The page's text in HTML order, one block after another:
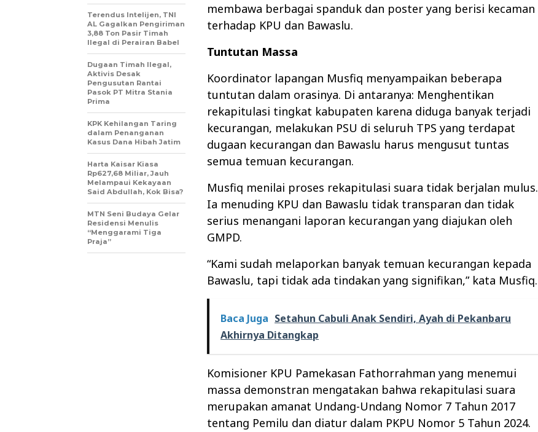
membawa berbagai spanduk dan poster yang berisi kecaman
terhadap KPU dan Bawaslu.
Tuntutan Massa
Koordinator lapangan Musfiq menyampaikan beberapa
tuntutan dalam orasinya. Di antaranya: Menghentikan
rekapitulasi tingkat kabupaten karena diduga banyak terjadi
kecurangan, melakukan PSU di seluruh TPS yang terdapat
dugaan kecurangan dan Bawaslu harus mengusut tuntas
semua temuan kecurangan.
Musfiq menilai proses rekapitulasi suara tidak berjalan mulus.
Ia menuding KPU dan Bawaslu tidak transparan dan tidak
serius menangani laporan kecurangan yang diajukan oleh
GMPD.
“Kami sudah melaporkan banyak temuan kecurangan kepada
Bawaslu, tapi tidak ada tindakan yang signifikan,” kata Musfiq.
Baca Juga Setahun Cabuli Anak Sendiri, Ayah di Pekanbaru
Akhirnya Ditangkap
Komisioner KPU Pamekasan Fathorrahman yang menemui
massa demonstran mengatakan bahwa rekapitulasi suara
merupakan amanat Undang-Undang Nomor 7 Tahun 2017
tentang Pemilu dan diatur dalam PKPU Nomor 5 Tahun 2024.
Terendus Intelijen, TNI
AL Gagalkan Pengiriman
3,88 Ton Pasir Timah
Ilegal di Perairan Babel
Dugaan Timah Ilegal,
Aktivis Desak
Pengusutan Rantai
Pasok PT Mitra Stania
Prima
KPK Kehilangan Taring
dalam Penanganan
Kasus Dana Hibah Jatim
Harta Kaisar Kiasa
Rp627,68 Miliar, Jauh
Melampaui Kekayaan
Said Abdullah, Kok Bisa?
MTN Seni Budaya Gelar
Residensi Menulis
“Menggarami Tiga
Praja”